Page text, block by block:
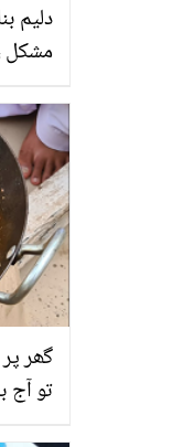
دلیم
مشکل
گھر
تو آج